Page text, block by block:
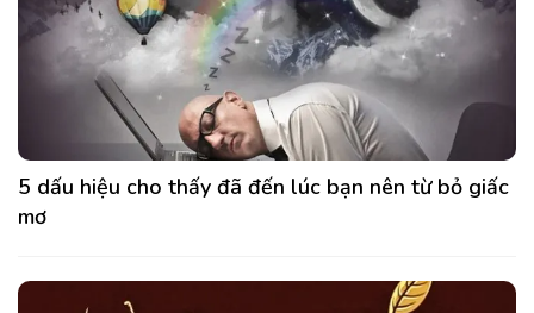
5 dấu hiệu cho thấy đã đến lúc bạn nên từ bỏ giấc
mơ